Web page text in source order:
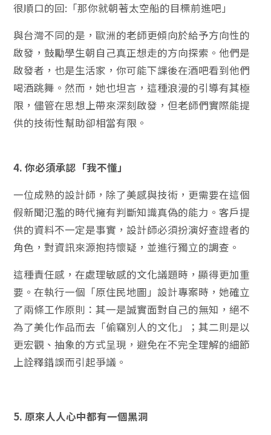
很順口的回:「那你就朝著太空船的目標前進吧」
與台灣不同的是，歐洲的老師更傾向於給予方向性的
啟發，鼓勵學生朝自己真正想走的方向探索。他們是
啟發者，也是生活家，你可能下課後在酒吧看到他們
喝酒跳舞。然而，她也坦言，這種浪漫的引導有其極
限，儘管在思想上帶來深刻啟發，但老師們實際能提
供的技術性幫助卻相當有限。
4. 你必須承認「我不懂」
一位成熟的設計師，除了美感與技術，更需要在這個
假新聞氾濫的時代擁有判斷知識真偽的能力。客戶提
供的資料不一定是事實，設計師必須扮演好查證者的
角色，對資訊來源抱持懷疑，並進行獨立的調查。
這種責任感，在處理敏感的文化議題時，顯得更加重
要。在執行一個「原住民地圖」設計專案時，她確立
了兩條工作原則：其一是誠實面對自己的無知，絕不
為了美化作品而去「偷竊別人的文化」；其二則是以
更宏觀、抽象的方式呈現，避免在不完全理解的細節
上詮釋錯誤而引起爭議。
5. 原來人人心中都有一個黑洞